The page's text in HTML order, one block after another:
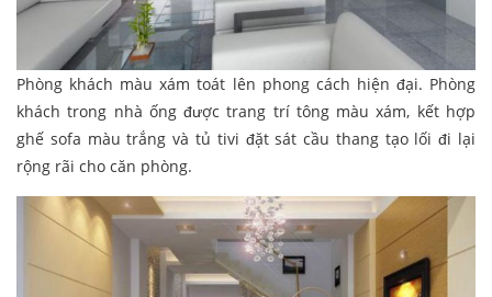
Phòng khách màu xám toát lên phong cách hiện đại. Phòng
khách trong nhà ống được trang trí tông màu xám, kết hợp
ghế sofa màu trắng và tủ tivi đặt sát cầu thang tạo lối đi lại
rộng rãi cho căn phòng.